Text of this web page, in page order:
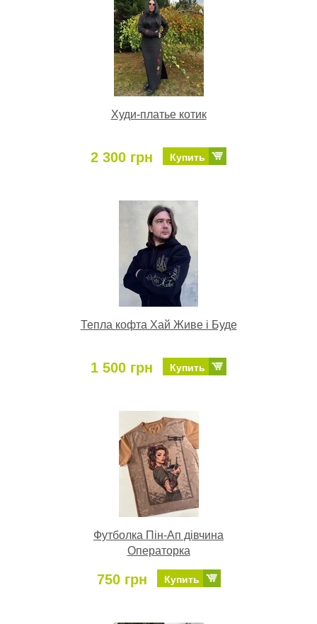
Худи-платье котик
2 300 грн Купить
Тепла кофта Хай Живе і Буде
1 500 грн Купить
Футболка Пін-Ап дівчина
Операторка
750 грн Купить